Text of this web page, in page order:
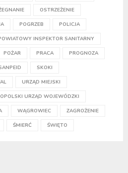
OSTRZEŻENIE
POGRZEB POLICJA
INSPEKTOR SANITARNY
POŻAR PRACA PROGNOZA
SKOKI
URZĄD MIEJSKI
URZĄD WOJEWÓDZKI
WĄGROWIEC ZAGROŻENIE
ŚMIERĆ ŚWIĘTO